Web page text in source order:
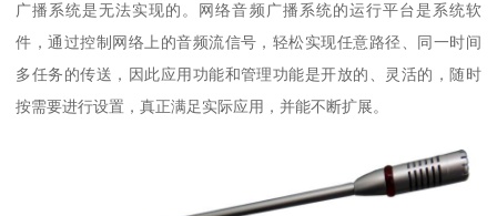
广播系统是无法实现的。网络音频广播系统的运行平台是系统软
件，通过控制网络上的音频流信号，轻松实现任意路径、同一时间
多任务的传送，因此应用功能和管理功能是开放的、灵活的，随时
按需要进行设置，真正满足实际应用，并能不断扩展。